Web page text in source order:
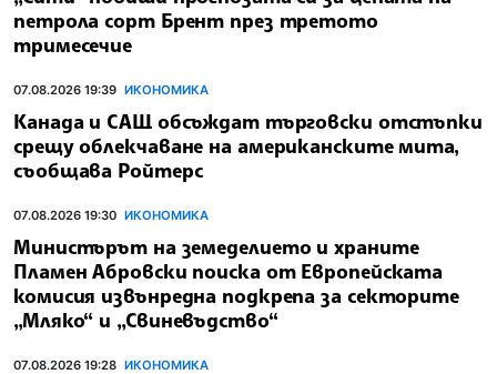
петрола сорт Брент през третото
тримесечие
07.08.2026 19:39 ИКОНОМИКА
Канада и САЩ обсъждат търговски отстъпки
срещу облекчаване на американските мита,
съобщава Ройтерс
07.08.2026 19:30 ИКОНОМИКА
Министърът на земеделието и храните
Пламен Абровски поиска от Европейската
комисия извънредна подкрепа за секторите
„Мляко“ и „Свиневъдство“
07.08.2026 19:28 ИКОНОМИКА